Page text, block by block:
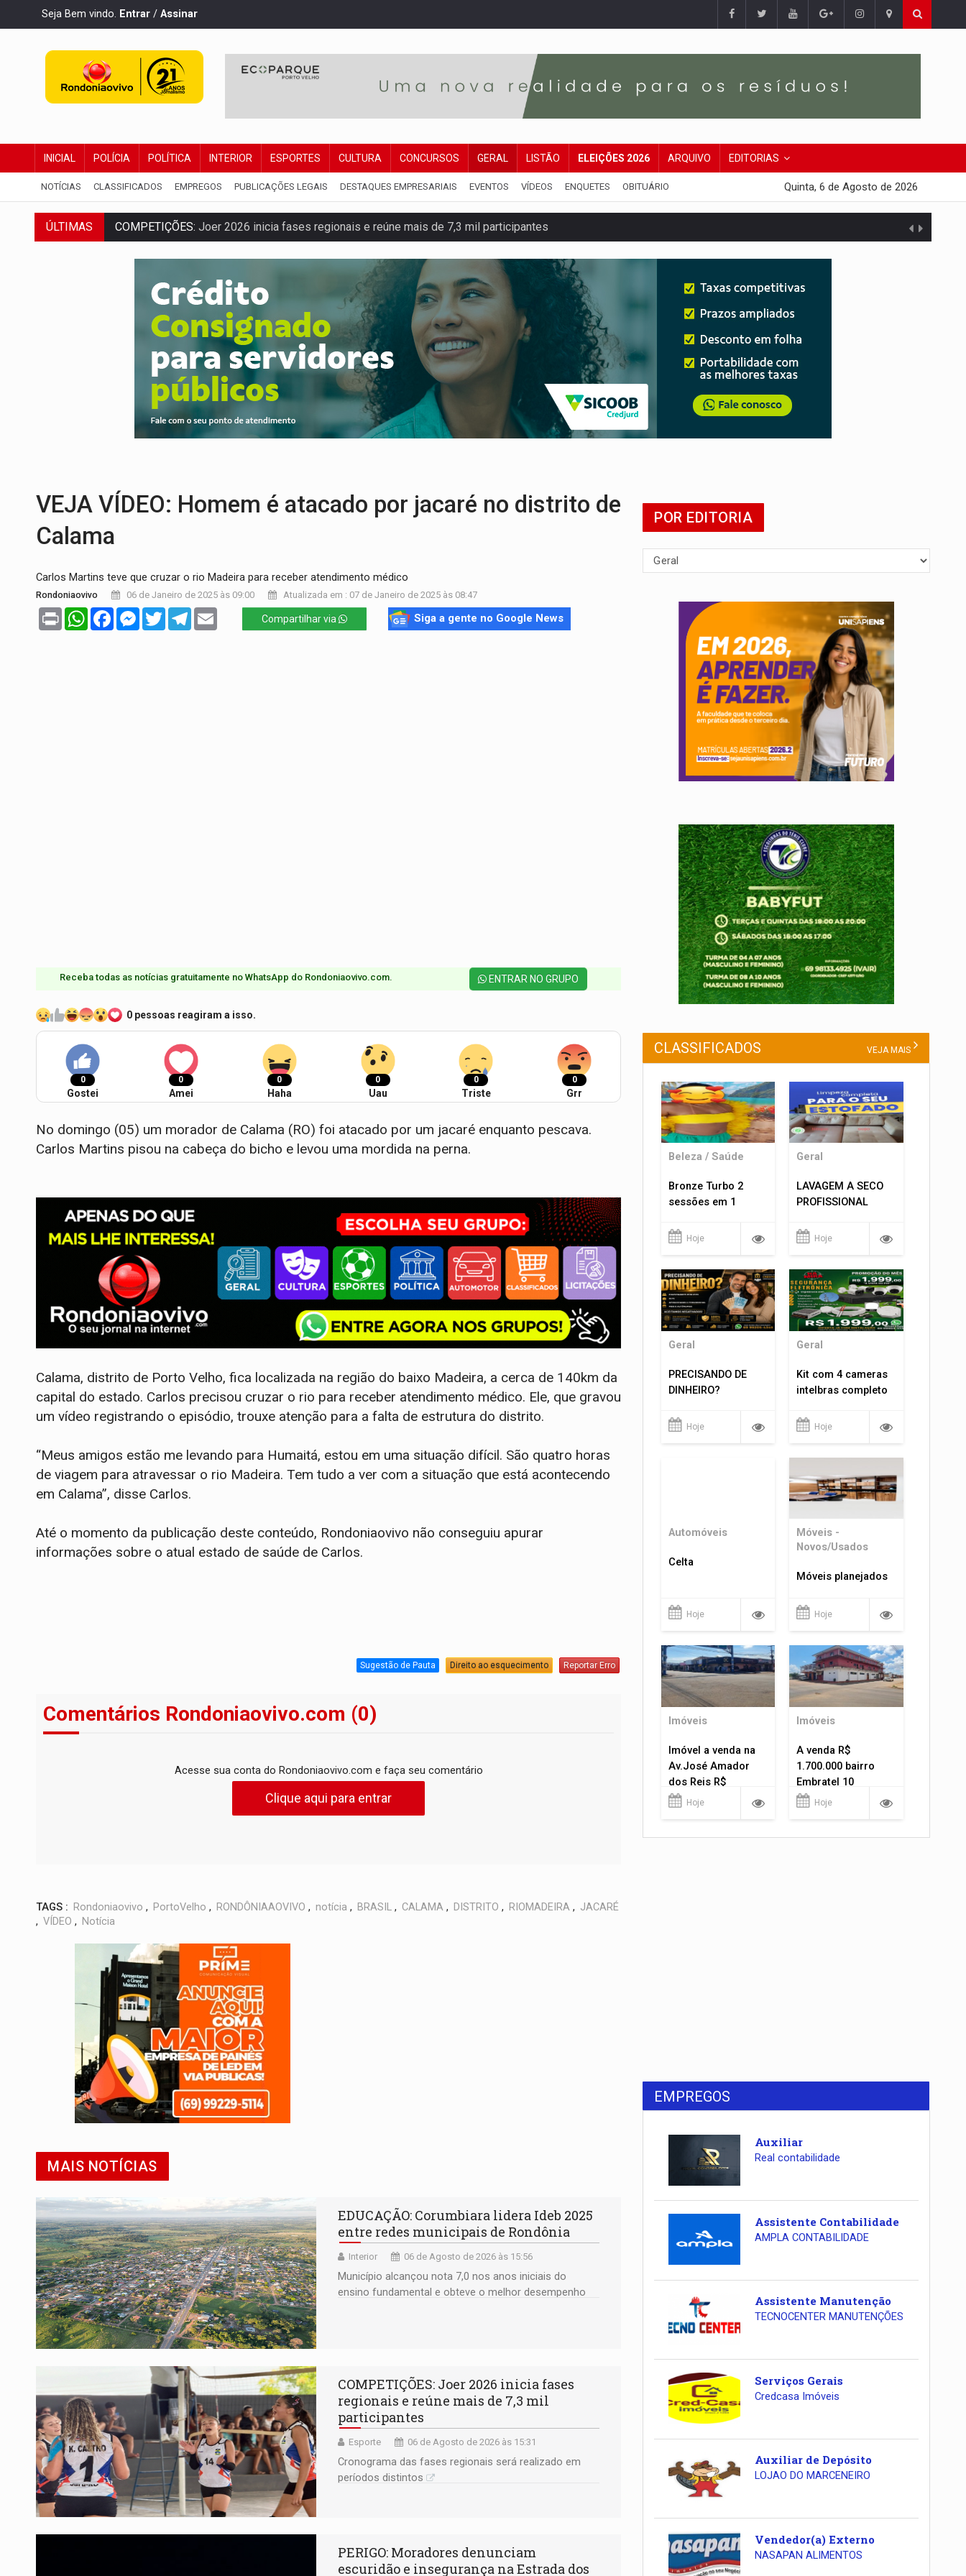
Seja Bem vindo. Entrar / Assinar
INICIAL POLÍCIA POLÍTICA INTERIOR ESPORTES CULTURA CONCURSOS GERAL LISTÃO ELEIÇÕES 2026 ARQUIVO EDITORIAS
NOTÍCIAS CLASSIFICADOS EMPREGOS PUBLICAÇÕES LEGAIS DESTAQUES EMPRESARIAIS EVENTOS VÍDEOS ENQUETES OBITUÁRIO Quinta, 6 de Agosto de 2026
ÚLTIMAS COMPETIÇÕES: Joer 2026 inicia fases regionais e reúne mais de 7,3 mil participantes
PERIGO:Moradores denunciam escuridão e insegurança na Estrada dos Periquitos
COLIGAÇÃO:Reabertura de ação no TSE pode resultar em cassação de prefeita de Pimenta Bueno
INCLUSÃO: APAE Porto Velho abre inscrições para taekwondo
CLUBE DOS R$ 00,00:21 candidatos declaram patrimônio zero em Rondônia nas eleições de 2026
INTERIOR:Ouro Preto do Oeste realiza Cavalgada da Expo Show Norte neste sábado
DESENVOLVIMENTO:Ideb avança nos anos iniciais do ensino fundamental em Rondônia
VULGO 'UNIÃO':Chefe de facção criminosa é preso durante operação policial
VEJA VÍDEO: Homem é atacado por jacaré no distrito de
Calama
Carlos Martins teve que cruzar o rio Madeira para receber atendimento médico
Rondoniaovivo 06 de Janeiro de 2025 às 09:00 Atualizada em : 07 de Janeiro de 2025 às 08:47
Print WhatsAppFacebookMessenger
TwitterTelegram Compartilhar via Siga a gente no Google News
Receba todas as notícias gratuitamente no WhatsApp do Rondoniaovivo.com.​ ENTRAR NO GRUPO
0 pessoas reagiram a isso.
0
Gostei
0
Amei
0
Haha
0
Uau
0
Triste
0
Grr
No domingo (05) um morador de Calama (RO) foi atacado por um jacaré enquanto pescava.
Carlos Martins pisou na cabeça do bicho e levou uma mordida na perna.
Calama, distrito de Porto Velho, fica localizada na região do baixo Madeira, a cerca de 140km da
capital do estado. Carlos precisou cruzar o rio para receber atendimento médico. Ele, que gravou
um vídeo registrando o episódio, trouxe atenção para a falta de estrutura do distrito.
“Meus amigos estão me levando para Humaitá, estou em uma situação difícil. São quatro horas
de viagem para atravessar o rio Madeira. Tem tudo a ver com a situação que está acontecendo
em Calama”, disse Carlos.
Até o momento da publicação deste conteúdo, Rondoniaovivo não conseguiu apurar
informações sobre o atual estado de saúde de Carlos.
Sugestão de Pauta Direito ao esquecimento Reportar Erro
Comentários Rondoniaovivo.com (0)
Acesse sua conta do Rondoniaovivo.com e faça seu comentário
Clique aqui para entrar
TAGS : Rondoniaovivo , PortoVelho , RONDÔNIAAOVIVO , notícia , BRASIL , CALAMA , DISTRITO , RIOMADEIRA , JACARÉ
, VÍDEO , Notícia
MAIS NOTÍCIAS
EDUCAÇÃO: Corumbiara lidera Ideb 2025
entre redes municipais de Rondônia
Interior 06 de Agosto de 2026 às 15:56
Município alcançou nota 7,0 nos anos iniciais do
ensino fundamental e obteve o melhor desempenho
COMPETIÇÕES: Joer 2026 inicia fases
regionais e reúne mais de 7,3 mil
participantes
Esporte 06 de Agosto de 2026 às 15:31
Cronograma das fases regionais será realizado em
períodos distintos
PERIGO: Moradores denunciam
escuridão e insegurança na Estrada dos
POR EDITORIA
CLASSIFICADOS VEJA MAIS
Beleza / Saúde
Bronze Turbo 2
sessões em 1
Hoje
Geral
LAVAGEM A SECO
PROFISSIONAL
Hoje
Geral
PRECISANDO DE
DINHEIRO?
Hoje
Geral
Kit com 4 cameras
intelbras completo
Hoje
Automóveis
Celta
Hoje
Móveis -
Novos/Usados
Móveis planejados
Hoje
Imóveis
Imóvel a venda na
Av.José Amador
dos Reis R$
1.400.000
Hoje
Imóveis
A venda R$
1.700.000 bairro
Embratel 10
apartamentos!
Hoje
EMPREGOS
Auxiliar
Real contabilidade
Assistente Contabilidade
AMPLA CONTABILIDADE
Assistente Manutenção
TECNOCENTER MANUTENÇÕES
Serviços Gerais
Credcasa Imóveis
Auxiliar de Depósito
LOJAO DO MARCENEIRO
Vendedor(a) Externo
NASAPAN ALIMENTOS